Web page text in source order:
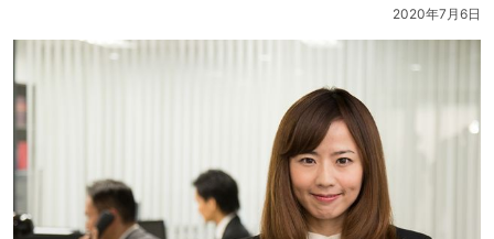
2020年7月6日